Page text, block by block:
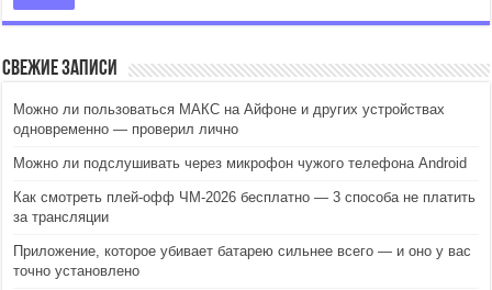
Свежие записи
Можно ли пользоваться МАКС на Айфоне и других устройствах
одновременно — проверил лично
Можно ли подслушивать через микрофон чужого телефона Android
Как смотреть плей-офф ЧМ-2026 бесплатно — 3 способа не платить
за трансляции
Приложение, которое убивает батарею сильнее всего — и оно у вас
точно установлено